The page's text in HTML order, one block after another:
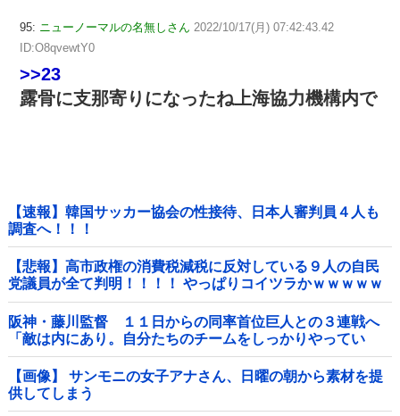
95: ニューノーマルの名無しさん 2022/10/17(月) 07:42:43.42
ID:O8qvewtY0
>>23
露骨に支那寄りになったね上海協力機構内で
【速報】韓国サッカー協会の性接待、日本人審判員４人も
調査へ！！！
【悲報】高市政権の消費税減税に反対している９人の自民
党議員が全て判明！！！！ やっぱりコイツラかｗｗｗｗｗ
阪神・藤川監督 １１日からの同率首位巨人との３連戦へ
「敵は内にあり。自分たちのチームをしっかりやってい
く」他
【画像】 サンモニの女子アナさん、日曜の朝から素材を提
供してしまう